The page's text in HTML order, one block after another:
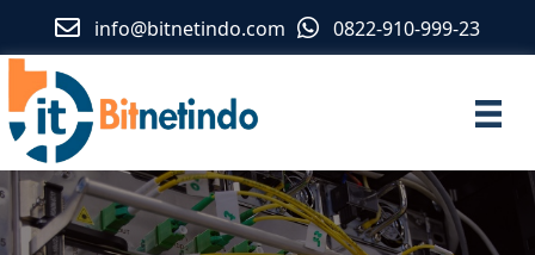
info@bitnetindo.com 0822-910-999-23